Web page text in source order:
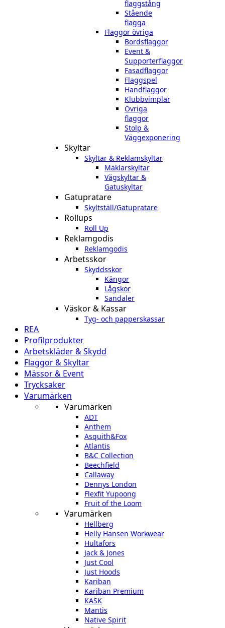
flaggstång
Stående
flagga
Flaggor övriga
Bordsflaggor
Event &
Supporterflaggor
Fasadflaggor
Flaggspel
Handflaggor
Klubbvimplar
Övriga
flaggor
Stolp &
Väggexponering
Skyltar
Skyltar & Reklamskyltar
Mäklarskyltar
Vägskyltar &
Gatuskyltar
Gatupratare
Skyltställ/Gatupratare
Rollups
Roll Up
Reklamgodis
Reklamgodis
Arbetsskor
Skyddsskor
Kängor
Lågskor
Sandaler
Väskor & Kassar
Tyg- och papperskassar
REA
Profilprodukter
Arbetskläder & Skydd
Flaggor & Skyltar
Mässor & Event
Trycksaker
Varumärken
Varumärken
ADT
Anthem
Asquith&Fox
Atlantis
B&C Collection
Beechfield
Callaway
Dennys London
Flexfit Yupoong
Fruit of the Loom
Varumärken
Hellberg
Helly Hansen Workwear
Hultafors
Jack & Jones
Just Cool
Just Hoods
Kariban
Kariban Premium
KASK
Mantis
Native Spirit